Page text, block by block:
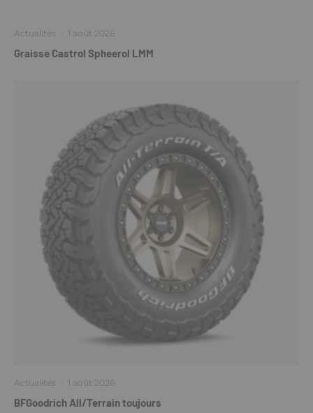
Actualités · 1 août 2026
Graisse Castrol Spheerol LMM
Actualités · 1 août 2026
BFGoodrich All/Terrain toujours